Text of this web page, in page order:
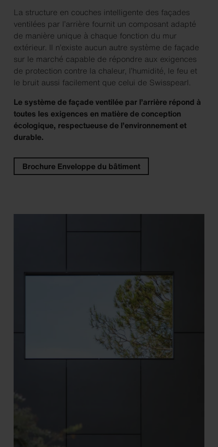
La structure en couches intelligente des façades
ventilées par l’arrière fournit un composant adapté
de manière unique à chaque fonction du mur
extérieur. Il n’existe aucun autre système de façade
sur le marché capable de répondre aux exigences
de protection contre la chaleur, l’humidité, le feu et
le bruit aussi facilement que celui de Swisspearl.
Le système de façade ventilée par l’arrière répond à
toutes les exigences en matière de conception
écologique, respectueuse de l’environnement et
durable.
Brochure Enveloppe du bâtiment